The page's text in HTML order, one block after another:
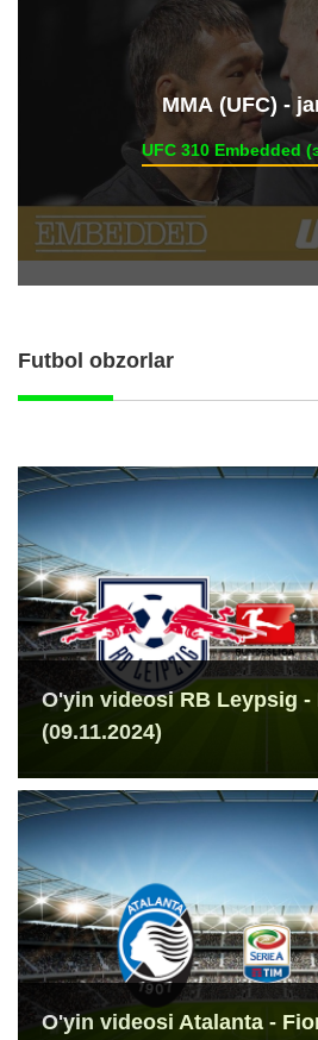
ММА (UFC) -
UFC 310 Embedded
Futbol obzorlar
O'yin videosi RB Leypsig -
(09.11.2024)
O'yin videosi Atalanta -